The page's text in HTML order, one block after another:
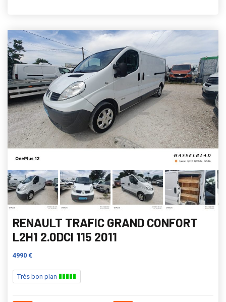
RENAULT TRAFIC GRAND CONFORT
L2H1 2.0DCI 115 2011
4990 €
Très bon plan